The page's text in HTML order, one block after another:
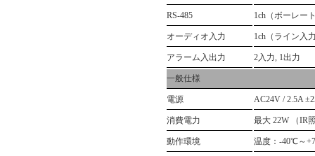
RS-485 1ch（ボーレー
オーディオ入力 1ch（ライン入
アラーム入出力 2入力, 1出力
一般仕様
電源 AC24V / 2.5A
消費電力 最大 22W （IR
動作環境 温度：-40℃～